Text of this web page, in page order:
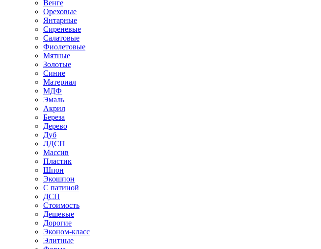
Венге
Ореховые
Янтарные
Сиреневые
Салатовые
Фиолетовые
Мятные
Золотые
Синие
Материал
МДФ
Эмаль
Акрил
Береза
Дерево
Дуб
ЛДСП
Массив
Пластик
Шпон
Экошпон
С патиной
ДСП
Стоимость
Дешевые
Дорогие
Эконом-класс
Элитные